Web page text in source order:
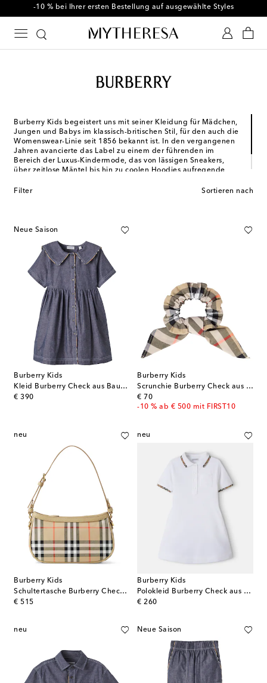
-10 % bei Ihrer ersten Bestellung auf ausgewählte Styles
Burberry Kids begeistert uns mit seiner Kleidung für Mädchen,
Jungen und Babys im klassisch-britischen Stil, für den auch die
Womenswear-Linie seit 1856 bekannt ist. In den vergangenen
Jahren avancierte das Label zu einem der führenden im
Bereich der Luxus-Kindermode, das von lässigen Sneakers,
über zeitlose Mäntel bis hin zu coolen Hoodies aufregende
entwickelte Karomuster darf hierbei natürlich nicht fehlen.
Filter Sortieren nach
Neue Saison
Burberry Kids
Kleid Burberry Check aus Baumwoll-Chambray
€ 390
original price
Burberry Kids
Scrunchie Burberry Check aus Baumwolle
€ 70
original price
-10 % ab € 500 mit FIRST10
neu
Burberry Kids
Schultertasche Burberry Check aus Canvas
€ 515
original price
neu
Burberry Kids
Polokleid Burberry Check aus Baumwolle
€ 260
original price
neu Neue Saison